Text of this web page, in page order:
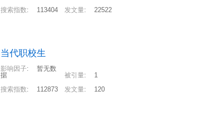
搜索指数: 113404 发文量: 22522
当代职校生
影响因子:
暂无数
据
被引量:
1
搜索指数: 112873 发文量: 120